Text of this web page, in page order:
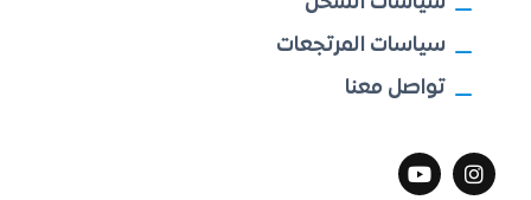
سياسات المرتجعات
تواصل معنا